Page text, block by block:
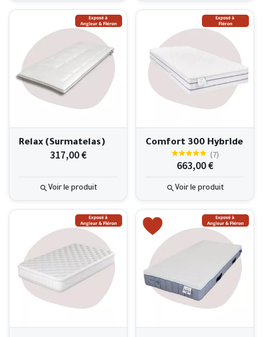
Relax (Surmatelas)
317,00 €
Voir le produit
Comfort 300 Hybride
(7)
663,00 €
Voir le produit